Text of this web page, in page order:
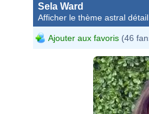
Sela Ward
Afficher le thème astral
Ajouter aux favoris (46